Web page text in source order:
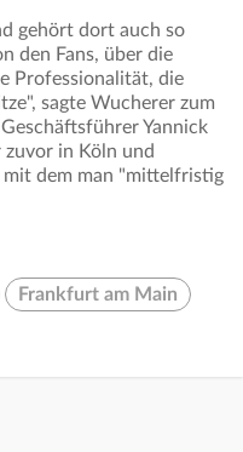
gehört dort auch so
den Fans, über die
Professionalität, die
sagte Wucherer zum
Yannick
zuvor in Köln und
dem man "mittelfristig
Frankfurt am Main